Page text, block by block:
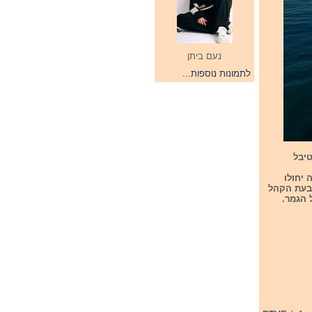
נעם ביתן
לתמונות נוספות...
יחולו
הקהל
הגמר.